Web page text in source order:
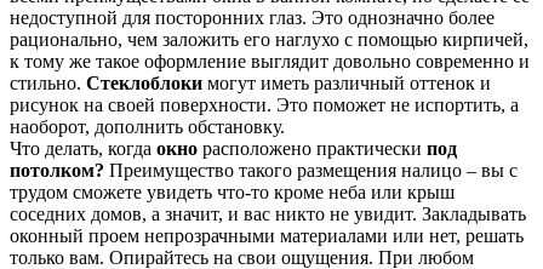
недоступной для посторонних глаз. Это однозначно более
рационально, чем заложить его наглухо с помощью кирпичей,
к тому же такое оформление выглядит довольно современно и
стильно. Стеклоблоки могут иметь различный оттенок и
рисунок на своей поверхности. Это поможет не испортить, а
наоборот, дополнить обстановку.
Что делать, когда окно расположено практически под
потолком? Преимущество такого размещения налицо – вы с
трудом сможете увидеть что-то кроме неба или крыш
соседних домов, а значит, и вас никто не увидит. Закладывать
оконный проем непрозрачными материалами или нет, решать
только вам. Опирайтесь на свои ощущения. При любом